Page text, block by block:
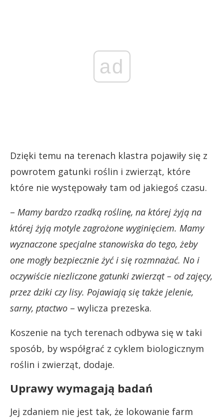
ad
Dzięki temu na terenach klastra pojawiły się z
powrotem gatunki roślin i zwierząt, które
które nie występowały tam od jakiegoś czasu.
– Mamy bardzo rzadką roślinę, na której żyją na
której żyją motyle zagrożone wyginięciem. Mamy
wyznaczone specjalne stanowiska do tego, żeby
one mogły bezpiecznie żyć i się rozmnażać. No i
oczywiście niezliczone gatunki zwierząt – od zajęcy,
przez dziki czy lisy. Pojawiają się także jelenie,
sarny, ptactwo – wylicza prezeska.
Koszenie na tych terenach odbywa się w taki
sposób, by współgrać z cyklem biologicznym
roślin i zwierząt, dodaje.
Uprawy wymagają badań
Jej zdaniem nie jest tak, że lokowanie farm